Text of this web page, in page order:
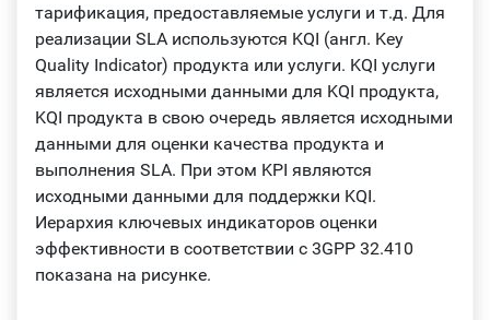
тарификация, предоставляемые услуги и т.д. Для
реализации SLA используются KQI (англ. Key
Quality Indicator) продукта или услуги. KQI услуги
является исходными данными для KQI продукта,
KQI продукта в свою очередь является исходными
данными для оценки качества продукта и
выполнения SLA. При этом KPI являются
исходными данными для поддержки KQI.
Иерархия ключевых индикаторов оценки
эффективности в соответствии с 3GPP 32.410
показана на рисунке.